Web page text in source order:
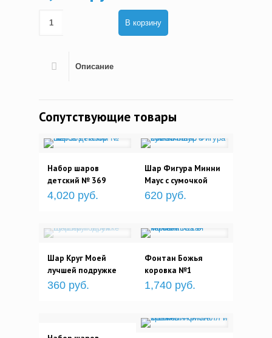
В корзину
Описание
Сопутствующие товары
Набор шаров
детский № 369
4,020 руб.
Шар Фигура Минни
Маус с сумочкой
620 руб.
Шар Круг Моей
лучшей подружке
360 руб.
Фонтан Божья
коровка №1
1,740 руб.